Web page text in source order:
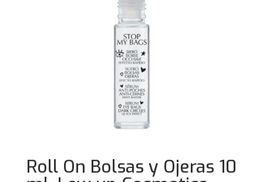
Roll On Bolsas y Ojeras 10